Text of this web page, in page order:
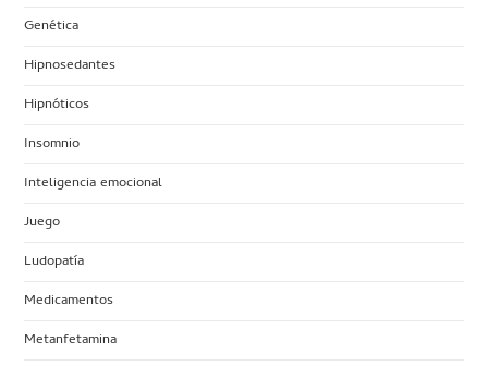
Genética
Hipnosedantes
Hipnóticos
Insomnio
Inteligencia emocional
Juego
Ludopatía
Medicamentos
Metanfetamina